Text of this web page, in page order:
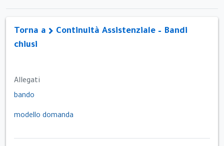
Torna a
Continuità Assistenziale – Bandi
chiusi
Allegati
bando
modello domanda